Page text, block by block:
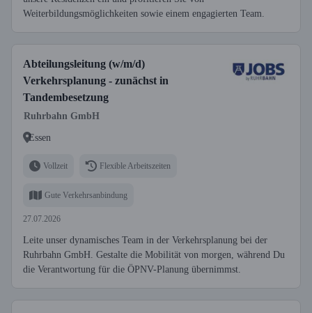
Weiterbildungsmöglichkeiten sowie einem engagierten Team.
Abteilungsleitung (w/m/d)
Verkehrsplanung - zunächst in
Tandembesetzung
Ruhrbahn GmbH
Essen
Vollzeit Flexible Arbeitszeiten
Gute Verkehrsanbindung
27.07.2026
Leite unser dynamisches Team in der Verkehrsplanung bei der
Ruhrbahn GmbH. Gestalte die Mobilität von morgen, während Du
die Verantwortung für die ÖPNV-Planung übernimmst.